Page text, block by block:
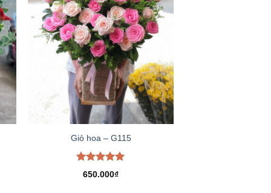
Giỏ hoa – G115
Được xếp
hạng5.00
650.000₫